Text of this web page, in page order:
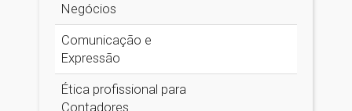
Negócios
Comunicação e
Expressão
Ética profissional para
Contadores